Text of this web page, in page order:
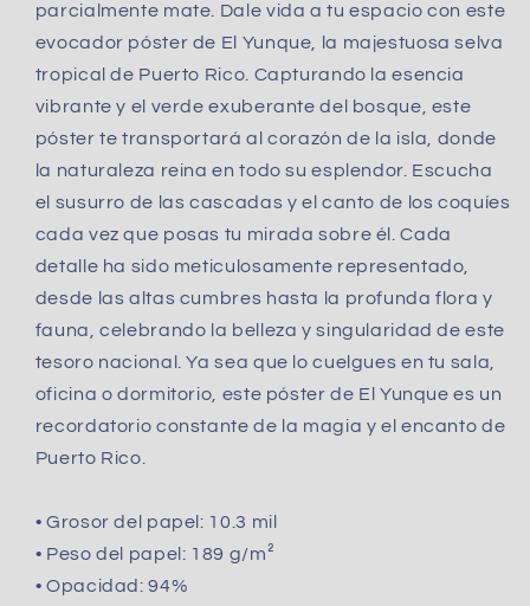
parcialmente mate. Dale vida a tu espacio con este
evocador póster de El Yunque, la majestuosa selva
tropical de Puerto Rico. Capturando la esencia
vibrante y el verde exuberante del bosque, este
póster te transportará al corazón de la isla, donde
la naturaleza reina en todo su esplendor. Escucha
el susurro de las cascadas y el canto de los coquíes
cada vez que posas tu mirada sobre él. Cada
detalle ha sido meticulosamente representado,
desde las altas cumbres hasta la profunda flora y
fauna, celebrando la belleza y singularidad de este
tesoro nacional. Ya sea que lo cuelgues en tu sala,
oficina o dormitorio, este póster de El Yunque es un
recordatorio constante de la magia y el encanto de
Puerto Rico.
• Grosor del papel: 10.3 mil
• Peso del papel: 189 g/m²
• Opacidad: 94%